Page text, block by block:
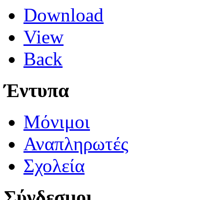
Download
View
Back
Έντυπα
Μόνιμοι
Αναπληρωτές
Σχολεία